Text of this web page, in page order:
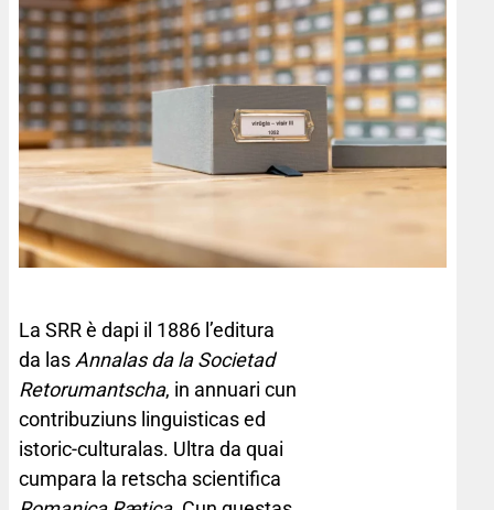
La SRR è dapi il 1886 l’editura
da las Annalas da la Societad
Retorumantscha, in annuari cun
contribuziuns linguisticas ed
istoric-culturalas. Ultra da quai
cumpara la retscha scientifica